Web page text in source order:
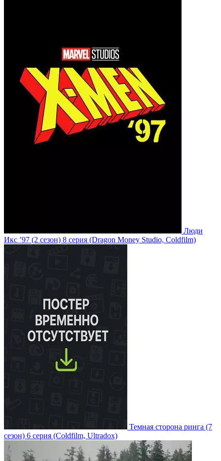
Люди
Икс ’97 (2 сезон) 8 серия (Dragon Money Studio, Coldfilm)
Темная сторона ринга (7
сезон) 6 серия (Coldfilm, Ultradox)